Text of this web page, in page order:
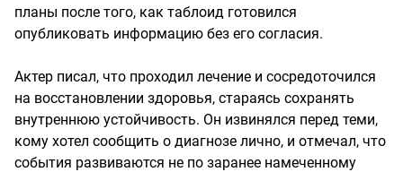
планы после того, как таблоид готовился
опубликовать информацию без его согласия.
Актер писал, что проходил лечение и сосредоточился
на восстановлении здоровья, стараясь сохранять
внутреннюю устойчивость. Он извинялся перед теми,
кому хотел сообщить о диагнозе лично, и отмечал, что
события развиваются не по заранее намеченному